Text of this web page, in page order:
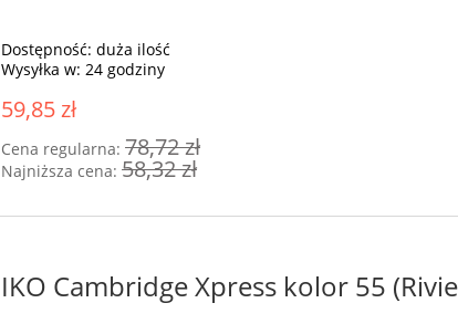
Dostępność: duża ilość
Wysyłka w: 24 godziny
59,85 zł
Cena regularna:78,72 zł
Najniższa cena:58,32 zł
IKO Cambridge Xpress kolor 55